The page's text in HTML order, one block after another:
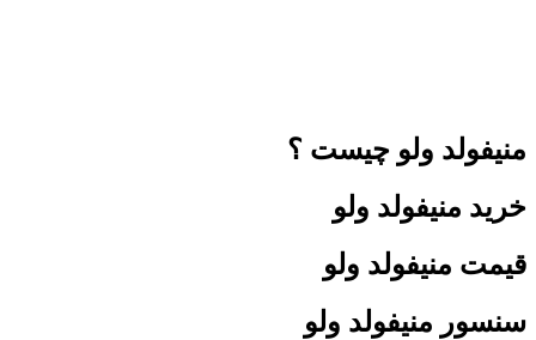
منیفولد ولو چیست ؟
خرید منیفولد ولو
قیمت منیفولد ولو
سنسور منیفولد ولو